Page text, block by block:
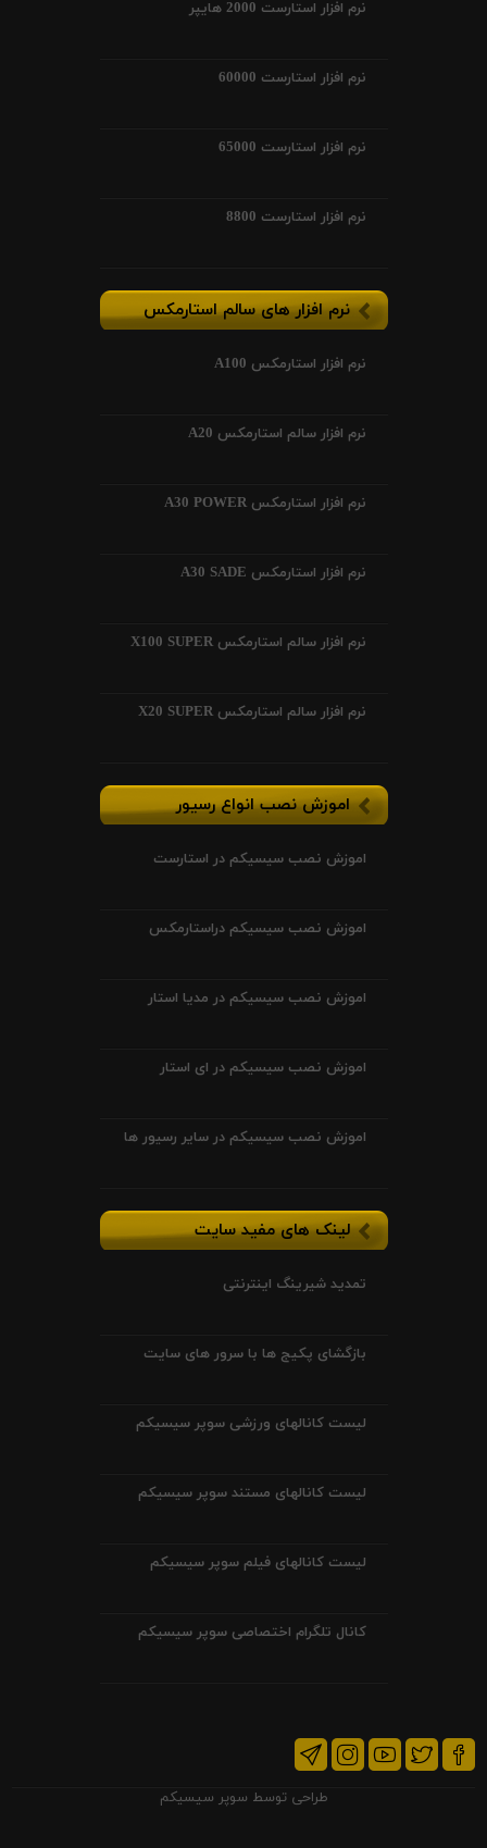
نرم افزار استارست 2000 هایپر
نرم افزار استارست 60000
نرم افزار استارست 65000
نرم افزار استارست 8800
نرم افزار های سالم استارمکس
نرم افزار استارمکس A100
نرم افزار سالم استارمکس A20
نرم افزار استارمکس A30 POWER
نرم افزار استارمکس A30 SADE
نرم افزار سالم استارمکس X100 SUPER
نرم افزار سالم استارمکس X20 SUPER
اموزش نصب انواع رسیور
اموزش نصب سیسیکم در استارست
اموزش نصب سیسیکم دراستارمکس
اموزش نصب سیسیکم در مدیا استار
اموزش نصب سیسیکم در ای استار
اموزش نصب سیسیکم در سایر رسیور ها
لینک های مفید سایت
تمدید شیرینگ اینترنتی
بازگشای پکیج ها با سرور های سایت
لیست کانالهای ورزشی سوپر سیسیکم
لیست کانالهای مستند سوپر سیسیکم
لیست کانالهای فیلم سوپر سیسیکم
کانال تلگرام اختصاصی سوپر سیسیکم
طراحی توسط سوپر سیسیکم